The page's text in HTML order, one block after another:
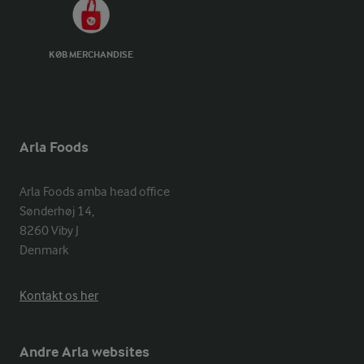
KØB MERCHANDISE
Arla Foods
Arla Foods amba head office
Sønderhøj 14,
8260 Viby J
Denmark
Kontakt os her
Andre Arla websites